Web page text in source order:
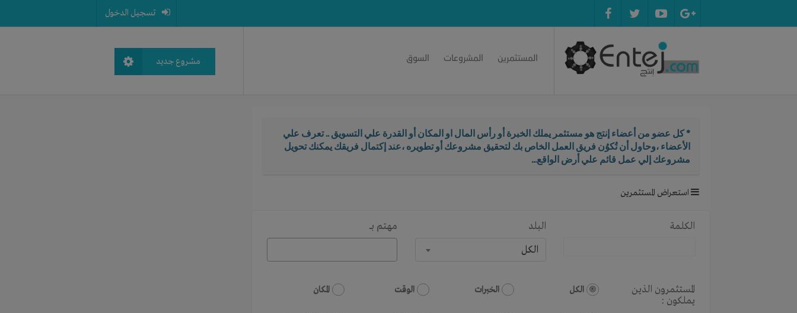
تسجيل الدخول
المستثمرين المشروعات السوق مشروع جديد
* كل عضو من أعضاء إنتج هو مستثمر يملك الخبرة أو رأس المال او المكان أو القدرة علي التسويق .. تعرف علي
الأعضاء ،وحاول أن تُكوُن فريق العمل الخاص بك لتحقيق مشروعك أو تطويره ،عند إكتمال فريقك يمكنك تحويل
مشروعك إلي عمل قائم علي أرض الواقع...
استعراض المستثمرين
الكلمة
البلد
الكل
مهتم بـــ
المستثمرون الذين
يملكون :
الكل الخبرات الوقت المكان